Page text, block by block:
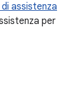
assistenza
per